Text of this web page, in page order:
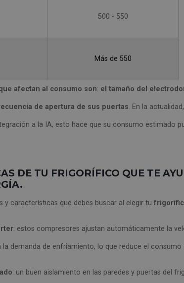
500 - 550
Más de 550
afectan al consumo son: el tamaño del
de apertura de sus puertas. En la
a la IA, esto hace que su consumo estimado
DE TU FRIGORÍFICO QUE TE
y características que debes buscar al elegir tu
: estos compresores ajustan automáticamente la
demanda de enfriamiento, lo que reduce el consumo
: un buen aislamiento en las paredes y puertas del